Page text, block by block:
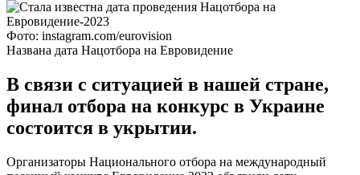
Фото: instagram.com/eurovision
Названа дата Нацотбора на Евровидение
В связи с ситуацией в нашей стране,
финал отбора на конкурс в Украине
состоится в укрытии.
Организаторы Национального отбора на международный